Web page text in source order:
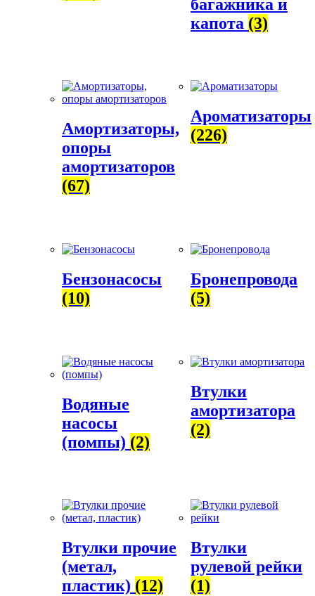
багажника и
капота (3)
Амортизаторы,
опоры
амортизаторов
(67)
Ароматизаторы
(226)
Бензонасосы
(10)
Бронепровода
(5)
Водяные
насосы
(помпы) (2)
Втулки
амортизатора
(2)
Втулки прочие
(метал,
пластик) (12)
Втулки
рулевой рейки
(1)